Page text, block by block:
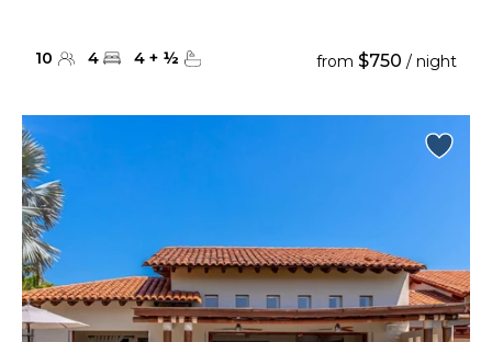
10 4 4 + ½ from $750 / night